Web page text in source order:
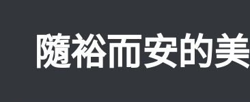
隨裕而安的